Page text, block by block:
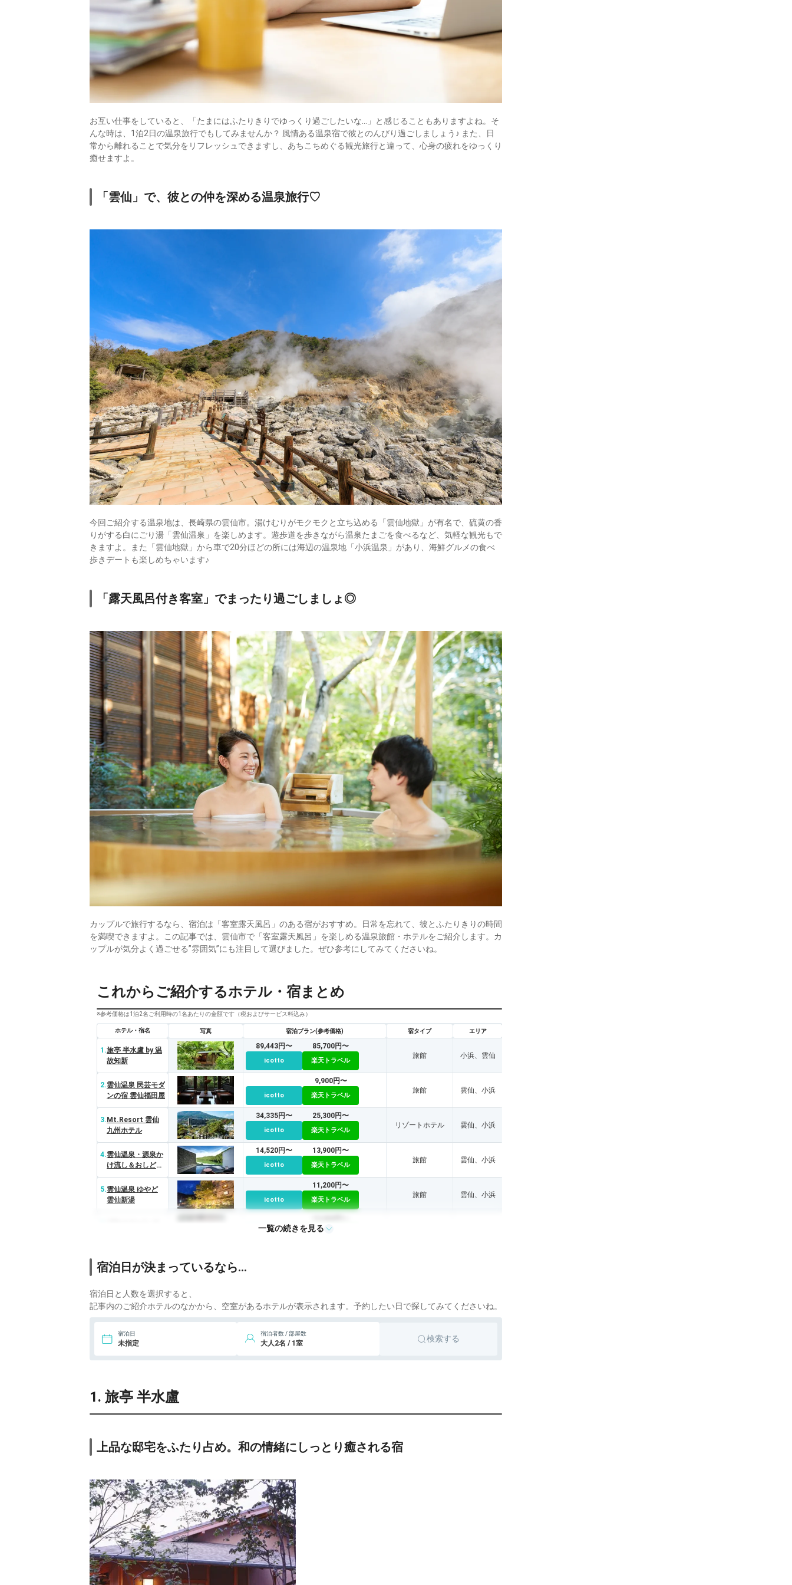
お互い仕事をしていると、「たまにはふたりきりでゆっくり過ごしたいな…」と感じることもありますよね。そ
んな時は、1泊2日の温泉旅行でもしてみませんか？ 風情ある温泉宿で彼とのんびり過ごしましょう♪ また、日
常から離れることで気分をリフレッシュできますし、あちこちめぐる観光旅行と違って、心身の疲れをゆっくり
癒せますよ。
「雲仙」で、彼との仲を深める温泉旅行♡
今回ご紹介する温泉地は、長崎県の雲仙市。湯けむりがモクモクと立ち込める「雲仙地獄」が有名で、硫黄の香
りがする白にごり湯「雲仙温泉」を楽しめます。遊歩道を歩きながら温泉たまごを食べるなど、気軽な観光もで
きますよ。また「雲仙地獄」から車で20分ほどの所には海辺の温泉地「小浜温泉」があり、海鮮グルメの食べ
歩きデートも楽しめちゃいます♪
「露天風呂付き客室」でまったり過ごしましょ◎
カップルで旅行するなら、宿泊は「客室露天風呂」のある宿がおすすめ。日常を忘れて、彼とふたりきりの時間
を満喫できますよ。この記事では、雲仙市で「客室露天風呂」を楽しめる温泉旅館・ホテルをご紹介します。カ
ップルが気分よく過ごせる”雰囲気”にも注目して選びました。ぜひ参考にしてみてくださいね。
これからご紹介するホテル・宿まとめ
※参考価格は1泊2名ご利用時の1名あたりの金額です（税およびサービス料込み）
ホテル・宿名 写真 宿泊プラン(参考価格) 宿タイプ エリア
1.旅亭 半水盧 by 温
故知新
89,443円〜
icotto
85,700円〜
楽天トラベル
旅館 小浜、雲仙
2.雲仙温泉 民芸モダ
ンの宿 雲仙福田屋
icotto
9,900円〜
楽天トラベル
旅館 雲仙、小浜
3. Mt.Resort 雲仙
九州ホテル
34,335円〜
icotto
25,300円〜
楽天トラベル
リゾートホテル 雲仙、小浜
4.雲仙温泉・源泉か
け流し＆おしどり
の池を望む美食の
宿 東園
14,520円〜
icotto
13,900円〜
楽天トラベル
旅館 雲仙、小浜
5.雲仙温泉 ゆやど
雲仙新湯
icotto
11,200円〜
楽天トラベル
旅館 雲仙、小浜
icotto 楽天トラベル
7.
小浜温泉 海を見渡
す個室露天の宿 伊
一覧の続きを見る
宿泊日が決まっているなら…
宿泊日と人数を選択すると、
記事内のご紹介ホテルのなかから、空室があるホテルが表示されます。予約したい日で探してみてくださいね。
宿泊日
未指定
宿泊者数 / 部屋数
大人2名 / 1室 検索する
1. 旅亭 半水盧
上品な邸宅をふたり占め。和の情緒にしっとり癒される宿